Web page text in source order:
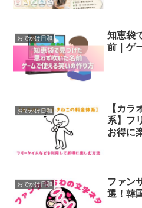
おでかけ日和
知恵袋
前｜ゲ
おでかけ日和
【カラ
系】フ
お得に
おでかけ日和
ファン
選！韓